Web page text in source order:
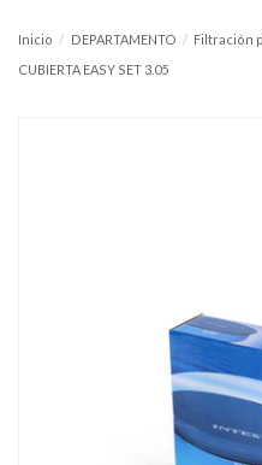
Inicio DEPARTAMENTO Filtración
CUBIERTA EASY SET 3.05